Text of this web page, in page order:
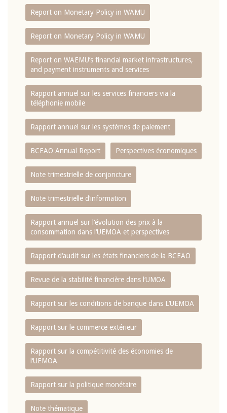
Report on Monetary Policy in WAMU
Report on Monetary Policy in WAMU
Report on WAEMU’s financial market infrastructures,
and payment instruments and services
Rapport annuel sur les services financiers via la
téléphonie mobile
Rapport annuel sur les systèmes de paiement
BCEAO Annual Report Perspectives économiques
Note trimestrielle de conjoncture
Note trimestrielle d‘information
Rapport annuel sur l‘évolution des prix à la
consommation dans l‘UEMOA et perspectives
Rapport d‘audit sur les états financiers de la BCEAO
Revue de la stabilité financière dans l‘UMOA
Rapport sur les conditions de banque dans L‘UEMOA
Rapport sur le commerce extérieur
Rapport sur la compétitivité des économies de
l‘UEMOA
Rapport sur la politique monétaire
Note thématique